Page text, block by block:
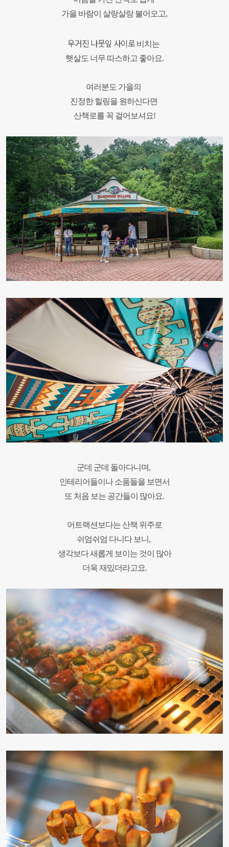
가을 바람이 살랑살랑 불어오고,
우거진 나뭇잎 사이로 비치는
햇살도 너무 따스하고 좋아요.
여러분도 가을의
진정한 힐링을 원하신다면
산책로를 꼭 걸어보셔요!
군데 군데 돌아다니며,
인테리어들이나 소품들을 보면서
또 처음 보는 공간들이 많아요.
어트랙션보다는 산책 위주로
쉬엄쉬엄 다니다 보니,
생각보다 새롭게 보이는 것이 많아
더욱 재밌더라고요.